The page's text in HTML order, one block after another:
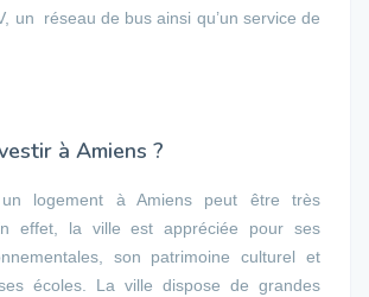
un réseau de bus ainsi qu’un service de
à Amiens ?
logement à Amiens peut être très
effet, la ville est appréciée pour ses
son patrimoine culturel et
écoles. La ville dispose de grandes